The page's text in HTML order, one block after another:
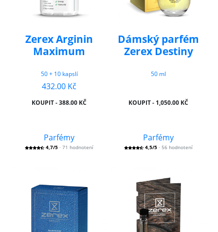
Zerex Arginin
Maximum
50 + 10 kapslí
432.00 Kč
KOUPIT - 388.00 KČ
Dámský parfém
Zerex Destiny
50 ml
KOUPIT - 1,050.00 KČ
Parfémy
4,7/5 · 71 hodnotení
Parfémy
4,5/5 · 56 hodnotení